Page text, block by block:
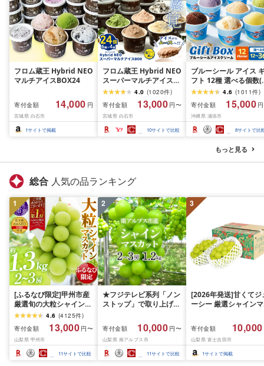
フロム蔵王 Hybrid NEO
マルチアイスBOX24
寄付金額 14,000 円
宮城県 白石市
1サイトで掲載
フロム蔵王 Hybrid NEO
スーパーマルチアイス
BOX 24個 6種 各4個 |
クッキーミルク キャラ
メル ミルク チョコ いち
ご 抹茶 アイス カップ ス
イーツ 白石市 山田乳業
ふるさと納税 宮城県 白
4.0 (1020件)
寄付金額
13,000 円〜
宮城県 白石市
10サイトで比較
ブルーシール アイス
フト 12種 選べる個数
個〜36個)[高評価
★4.58]| ブルーシール
イス ブルーシールアイ
スクリーム 着日指定可
能 送料無料 ジェラー
沖縄県 バースデー 贈
物 プレゼント 誕生日
ップ 詰め合わせ バラ
ティ スイーツ
4.6 (1011件)
寄付金額
15,000
沖縄県 浦添市
8サイトで比
もっと見る
総合 人気の品ランキング
1
[ふるなび限定]甲州市産
厳選旬の大粒シャインマ
スカット 約1.3kg 2〜3
房[2026年発送]
(MG)B12-472 FN-
Limited-VO シャインマ
スカット フルーツ
4.6 (4125件)
寄付金額
13,000 円〜
山梨県 甲州市
11サイトで比較
2
★フジテレビ系列「ノン
ストップ」で取り上げら
先行予約]南アルプス市
産シャインマスカット
1.2kg以上(2〜3房)ふる
さと納税 おすすめ 山梨
県 南アルプス市 送料無
寄付金額 10,000 円〜
山梨県 南アルプス市
11サイトで比較
3
[2026年発送]甘くてジ
ーシー 厳選シャインマ
月前半(1〜15日)から
月下旬までの発送) フ
ーツ ぶどう 果物 山梨
産 2026 旬 大粒 高級
寄付金額 10,000
山梨県 富士吉田市
1サイトで掲載